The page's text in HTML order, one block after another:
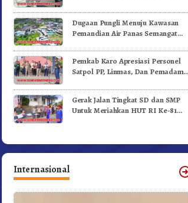
Dugaan Pungli Menuju Kawasan
Pemandian Air Panas Semangat
Videokan!
Pemkab Karo Apresiasi Personel
Satpol PP, Linmas, Dan Pemadam
Gerak Jalan Tingkat SD dan SMP
Untuk Meriahkan HUT RI Ke-81
Internasional